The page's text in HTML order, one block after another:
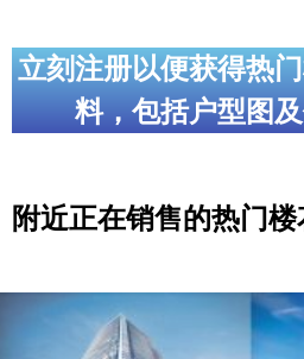
立刻注册以便获得热
料，包括户型图
附近正在销售的热门楼